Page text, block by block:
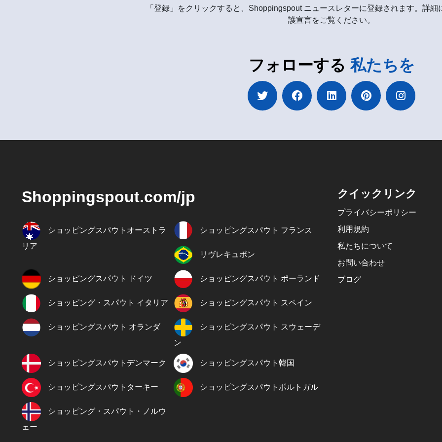
「登録」をクリックすると、Shoppingspout ニュースレターに登録されます。詳細
護宣言をご覧ください。
フォローする私たちを
Shoppingspout.com/jp
ショッピングスパウトオーストラ
リア
ショッピングスパウト フランス
リヴレキュポン
ショッピングスパウト ドイツ ショッピングスパウト ポーランド
ショッピング・スパウト イタリア ショッピングスパウト スペイン
ショッピングスパウト オランダ
ショッピングスパウト スウェーデ
ン
ショッピングスパウトデンマーク ショッピングスパウト韓国
ショッピングスパウトターキー ショッピングスパウトポルトガル
ショッピング・スパウト・ノルウ
ェー
クイックリンク
プライバシーポリシー
利用規約
私たちについて
お問い合わせ
ブログ